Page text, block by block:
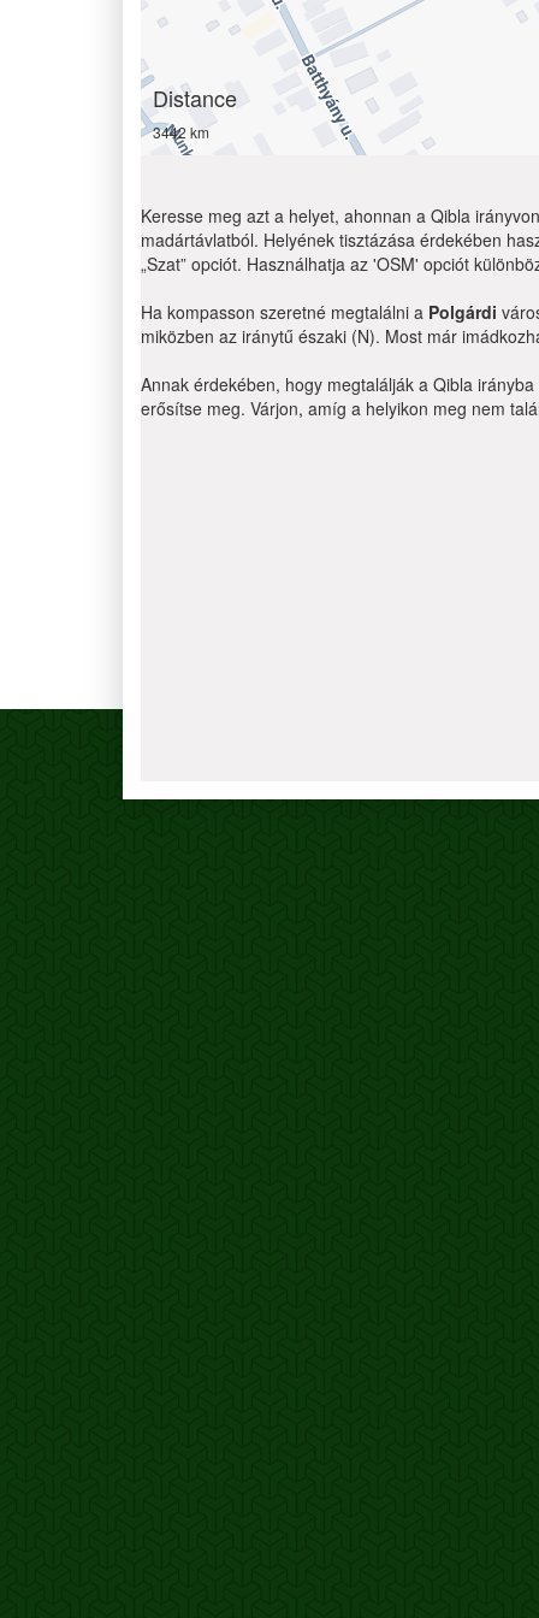
Distance
3442 km
Keresse meg azt a helyet, ahonnan a Qibla
madártávlatból. Helyének tisztázása érdekében
„Szat” opciót. Használhatja az 'OSM' opciót
Ha kompasson szeretné megtalálni a Polgárdi
miközben az iránytű északi (N). Most már
Annak érdekében, hogy megtalálják a Qibla
erősítse meg. Várjon, amíg a helyikon meg nem